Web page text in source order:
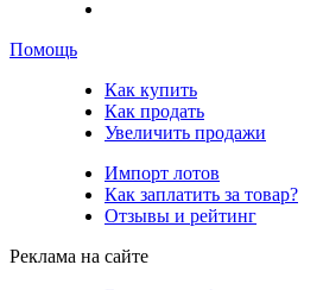
Помощь
Как купить
Как продать
Увеличить продажи
Импорт лотов
Как заплатить за товар?
Отзывы и рейтинг
Реклама на сайте